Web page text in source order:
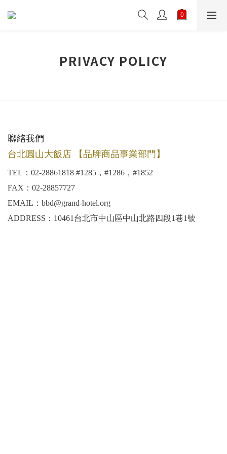
PRIVACY POLICY
聯絡我們
台北圓山大飯店 【品牌商品事業部門】
TEL：02-28861818 #1285，#1286，#1852
FAX：02-28857727
EMAIL：bbd@grand-hotel.org
ADDRESS：10461台北市中山區中山北路四段1巷1號